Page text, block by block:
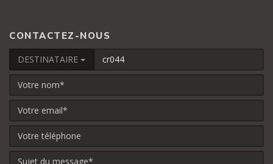
CONTACTEZ-NOUS
DESTINATAIRE